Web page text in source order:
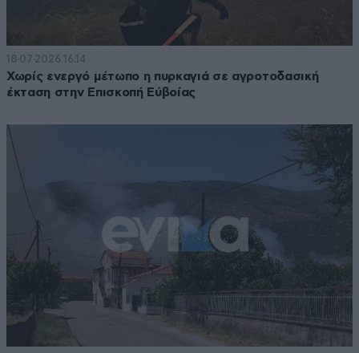
18·07·2026 16:14
Χωρίς ενεργό μέτωπο η πυρκαγιά σε αγροτοδασική
έκταση στην Επισκοπή Εύβοίας